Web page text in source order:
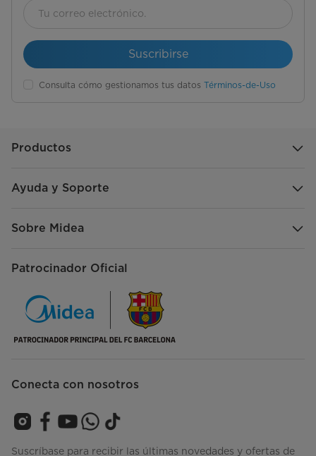
Suscribirse
Consulta cómo gestionamos tus datos Términos-de-Uso
Productos
Ayuda y Soporte
Sobre Midea
Patrocinador Oficial
Conecta con nosotros
Suscríbase para recibir las últimas novedades y ofertas de